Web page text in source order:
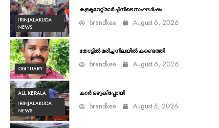
IRINJALAKUDA
NEWS
കളക്ടറേറ്റ് മാർച്ചിനിടെ സംഘർഷം
brandkee August 6, 2026
OBITUARY
തോട്ടിൽ മരിച്ച നിലയിൽ കണ്ടെത്തി
brandkee August 6, 2026
ALL KERALA
IRINJALAKUDA
NEWS
കാർ ഒഴുകിപ്പോയി
brandkee August 5, 2026